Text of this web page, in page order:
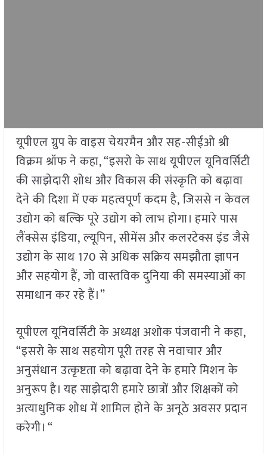
यूपीएल ग्रुप के वाइस चेयरमैन और सह-सीईओ श्री
विक्रम श्रॉफ ने कहा, “इसरो के साथ यूपीएल यूनिवर्सिटी
की साझेदारी शोध और विकास की संस्कृति को बढ़ावा
देने की दिशा में एक महत्वपूर्ण कदम है, जिससे न केवल
उद्योग को बल्कि पूरे उद्योग को लाभ होगा। हमारे पास
लैंक्सेस इंडिया, ल्यूपिन, सीमेंस और कलरटेक्स इंड जैसे
उद्योग के साथ 170 से अधिक सक्रिय समझौता ज्ञापन
और सहयोग हैं, जो वास्तविक दुनिया की समस्याओं का
समाधान कर रहे हैं।”
यूपीएल यूनिवर्सिटी के अध्यक्ष अशोक पंजवानी ने कहा,
“इसरो के साथ सहयोग पूरी तरह से नवाचार और
अनुसंधान उत्कृष्टता को बढ़ावा देने के हमारे मिशन के
अनुरूप है। यह साझेदारी हमारे छात्रों और शिक्षकों को
अत्याधुनिक शोध में शामिल होने के अनूठे अवसर प्रदान
करेगी। “